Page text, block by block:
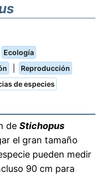
Ecología
Reproducción
de especies
de Stichopus
el gran tamaño
pueden medir
90 cm para